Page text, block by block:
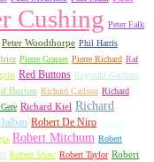
Cushing Peter Falk
Peter Woodthorpe Phil Harris
Pierre Grasset Pierre Richard Raf
Red Buttons Reginald Gardiner
Burton Richard Carlson Richard
Richard Kiel Richard
Robert De Niro Robert
Robert Mitchum Robert
Robert Shaw Robert Taylor Robert